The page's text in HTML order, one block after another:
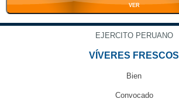
VER
EJERCITO PERUANO
VÍVERES FRESCOS
Bien
Convocado